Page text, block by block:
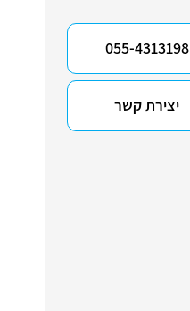
055-4313198
יצירת קשר